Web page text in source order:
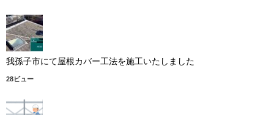
我孫子市にて屋根カバー工法を施工いたしました
28ビュー